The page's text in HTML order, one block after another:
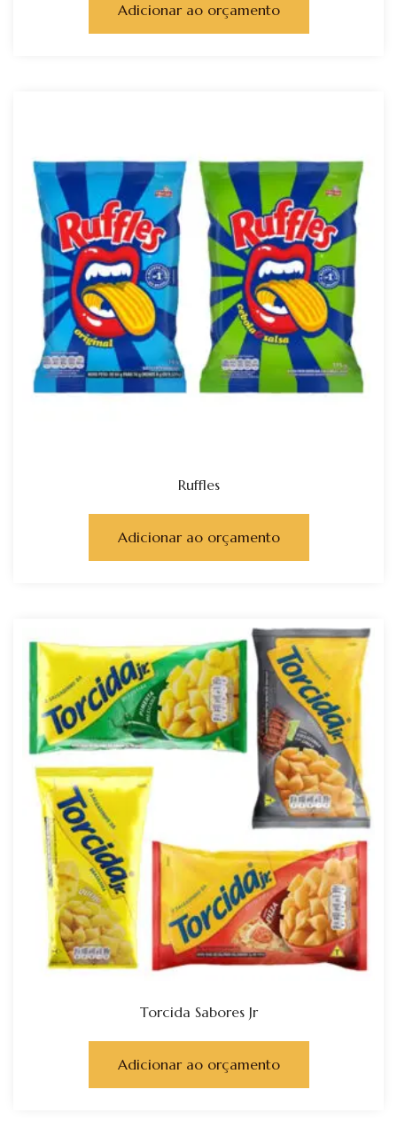
Adicionar ao orçamento
Ruffles
Adicionar ao orçamento
Torcida Sabores Jr
Adicionar ao orçamento